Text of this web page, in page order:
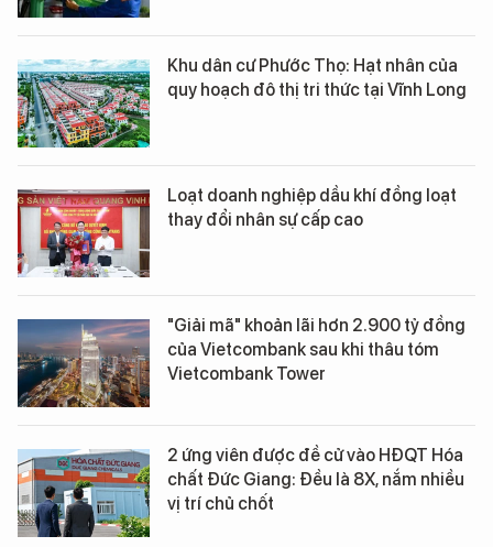
Khu dân cư Phước Thọ: Hạt nhân của
quy hoạch đô thị tri thức tại Vĩnh Long
Loạt doanh nghiệp dầu khí đồng loạt
thay đổi nhân sự cấp cao
"Giải mã" khoản lãi hơn 2.900 tỷ đồng
của Vietcombank sau khi thâu tóm
Vietcombank Tower
2 ứng viên được đề cử vào HĐQT Hóa
chất Đức Giang: Đều là 8X, nắm nhiều
vị trí chủ chốt